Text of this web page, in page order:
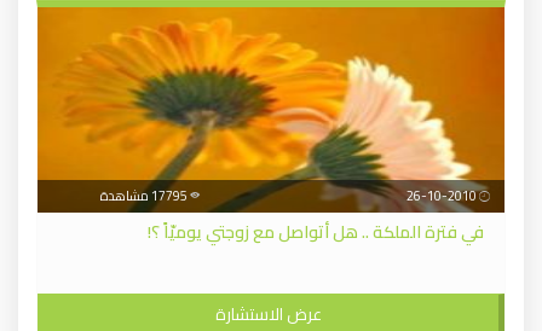
26-10-2010
في فترة الملكة .. هل أتواصل مع زوجتي يوميّاً ؟!
عرض الاستشارة